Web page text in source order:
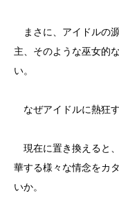
まさに、アイドルの
主、そのような巫女的
い。
なぜアイドルに熱狂す
現在に置き換えると
華する様々な情念をカ
いか。